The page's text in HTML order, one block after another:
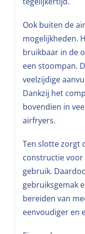
Ook buiten de
mogelijkheden.
bruikbaar in de
een stoompan.
veelzijdige
Dankzij het
bovendien in
airfryers.
Ten slotte zorgt
constructie voor
gebruik.
gebruiksgemak
bereiden van
eenvoudiger en